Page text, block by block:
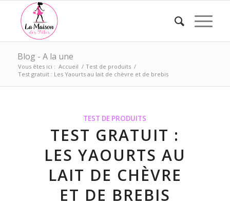
Blog - A la une
Vous êtes ici : Accueil / Test de produits /
Test gratuit : Les Yaourts au lait de chèvre et de brebis
TEST DE PRODUITS
TEST GRATUIT :
LES YAOURTS AU
LAIT DE CHÈVRE
ET DE BREBIS